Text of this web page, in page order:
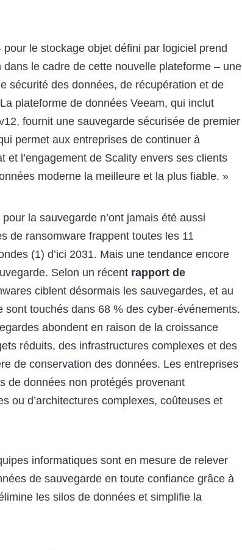
le stockage objet défini par logiciel prend
le cadre de cette nouvelle plateforme – une
sécurité des données, de récupération et de
plateforme de données Veeam, qui inclut
fournit une sauvegarde sécurisée de premier
permet aux entreprises de continuer à
et l’engagement de Scality envers ses clients
moderne la meilleure et la plus fiable. »
la sauvegarde n’ont jamais été aussi
de ransomware frappent toutes les 11
(1) d’ici 2031. Mais une tendance encore
Selon un récent rapport de
ciblent désormais les sauvegardes, et au
touchés dans 68 % des cyber-événements.
abondent en raison de la croissance
réduits, des infrastructures complexes et des
de conservation des données. Les entreprises
de données non protégés provenant
ou d’architectures complexes, coûteuses et
informatiques sont en mesure de relever
de sauvegarde en toute confiance grâce à
les silos de données et simplifie la